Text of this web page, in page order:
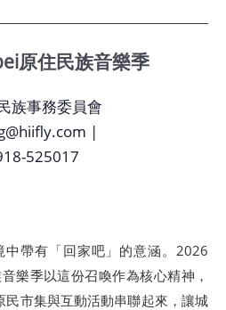
原住民族音樂季
族事務委員會
|
525017
中帶有「回家吧」的意涵。2026
樂季以這份召喚作為核心精神，
市集與互動活動串聯起來，讓城